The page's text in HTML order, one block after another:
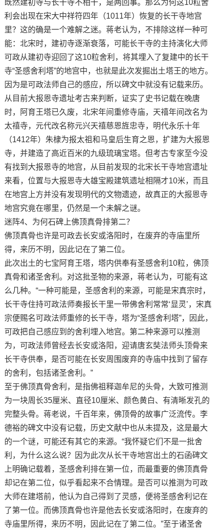
既然建初寺与长干寺不相干，是两回事。那么为何这10粒舍
利会出现在宋大中祥符四年（1011年）恢复的长干寺地宫
里？这的确是一个难解之迷。蒋老认为，不排除这样一种可
能：北宋时，建初寺逐渐衰落，可能长干寺的主持演化大师
可政从建初寺迎回了这10粒舍利，将其埋入了复建中的长干
寺“圣感舍利塔”的地宫中，也就是此次发掘出土塔王的地方。
因为是可政法师自己的感应，所以碑文中就没有记载来历。
从目前大报恩寺遗址考古来判断，证实了史书记载在晚唐
时，阿育王塔已久废，北宋年间重修寺庙，天禧年间改名为
太禧寺，元代改名称元兴天禧慈恩旌忠寺，明代永乐十年
（1412年）朱棣为报太祖和马皇后生育之恩，扩建为大报恩
寺，并建造了高近百米的九级琉璃宝塔。但考古专家至今没
有找到大报恩寺的地宫，从目前发现的北宋长干寺地宫遗址
来看，位置与大报恩寺大雄宝殿建筑遗址相隔才10米，而且
在地宫上方并没有发现明代的文物遗迹，故真正的大报恩寺
地宫究竟在哪里，仍然是一个未解之谜。
迷阵4、为何石碑上佛顶真骨排第二？
佛顶真骨也许是可政去长安或洛阳时，在废弃的寺庙里所
得，来历不明，因此记在了第二位。
此次出土的七宝阿育王塔，塔内供奉有圣感舍利10粒，佛顶
真骨和诸圣舍利。对这批圣物的来源，蒋老认为，可能有这
么几种。“一种可能是，圣感舍利的来源，可能是宋真宗时，
长干寺住持可政法师奏报长干里一带佛舍利常常‘显灵’，宋真
宗便赐名可政法师重修的长干寺，塔为“圣感舍利塔”，因此，
可政把自己感应到的舍利埋入地宫。第二种来源可以推测
为，可政法师曾经去长安或洛阳，迎请唐玄奘法师头顶骨来
长干寺供奉，是否可能在长安周围废弃的寺庙中找到了留存
的舍利，包括诸圣舍利。”
至于佛顶真骨舍利，是指佛祖释迦牟尼的头骨，大致可推测
为一块周长35厘米、直径10厘米、颜色黄白、有清晰发孔的
完整头骨。蒋老说，千百年来，佛顶骨的故事广泛流传。李
德裕的碑文中没有记载，历史文献中也从未提及，这是最大
的一个谜，可能还有其它的来源。“我怀疑它们不是一批舍
利，为什么这么说？因为此次从长干寺地宫出土的石函碑文
上明确记载着，圣感舍利排在第一位，而最重要的佛顶真骨
却记在第二位，似乎看起来不合情理。是否可以推测为可政
大师在建塔前，他认为自己得到了灵感，便将圣感舍利记在
了第一位。而佛顶真骨也许是他去长安或洛阳时，在废弃的
寺庙里所得，来历不明，因此记在了第二位。”至于诸圣舍